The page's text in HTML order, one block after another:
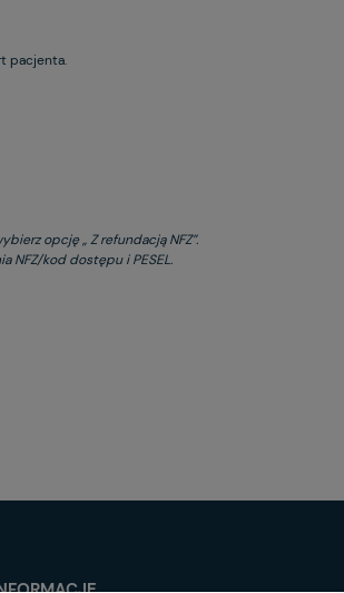
pacjenta.
opcję „ Z refundacją NFZ”.
NFZ/kod dostępu i PESEL.